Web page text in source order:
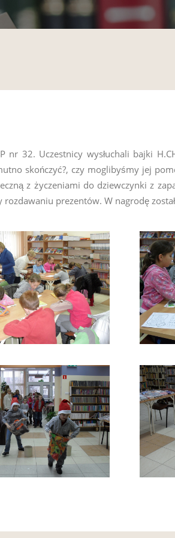
32. Uczestnicy wysłuchali bajki
skończyć?, czy moglibyśmy jej
z życzeniami do dziewczynki z
prezentów. W nagrodę